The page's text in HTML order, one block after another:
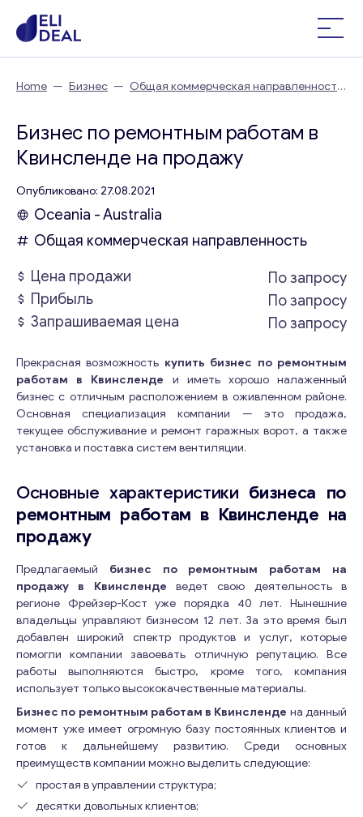
Home — Бизнес — Общая коммерческая направленность
Бизнес по ремонтным работам в
Квинсленде на продажу
Опубликовано: 27.08.2021
Oceania - Australia
Общая коммерческая направленность
Цена продажи
По запросу
Прибыль
По запросу
Запрашиваемая цена
По запросу
Прекрасная возможность купить бизнес по ремонтным
работам в Квинсленде и иметь хорошо налаженный
бизнес с отличным расположением в оживленном районе.
Основная специализация компании — это продажа,
текущее обслуживание и ремонт гаражных ворот, а также
установка и поставка систем вентиляции.
Основные характеристики бизнеса по
ремонтным работам в Квинсленде на
продажу
Предлагаемый бизнес по ремонтным работам на
продажу в Квинсленде ведет свою деятельность в
регионе Фрейзер-Кост уже порядка 40 лет. Нынешние
владельцы управляют бизнесом 12 лет. За это время был
добавлен широкий спектр продуктов и услуг, которые
помогли компании завоевать отличную репутацию. Все
работы выполняются быстро, кроме того, компания
использует только высококачественные материалы.
Бизнес по ремонтным работам в Квинсленде на данный
момент уже имеет огромную базу постоянных клиентов и
готов к дальнейшему развитию. Среди основных
преимуществ компании можно выделить следующие:
простая в управлении структура;
десятки довольных клиентов;